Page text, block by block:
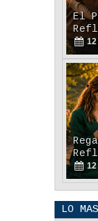
El
12
12
LO